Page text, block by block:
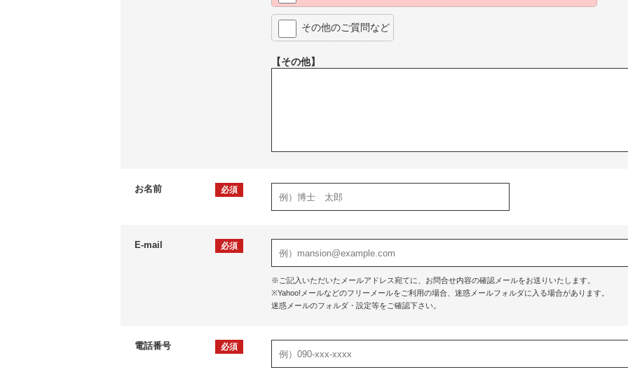
その他のご質問など
【その他】
お名前 必須
E-mail 必須
※ご記入いただいたメールアドレス宛てに、お問合せ内容の確認メールをお送りいたします。
※Yahoo!メールなどのフリーメールをご利用の場合、迷惑メールフォルダに入る場合があります。
迷惑メールのフォルダ・設定等をご確認下さい。
電話番号 必須